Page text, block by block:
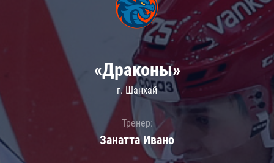
«Драконы»
г. Шанхай
Тренер:
Занатта Иванo